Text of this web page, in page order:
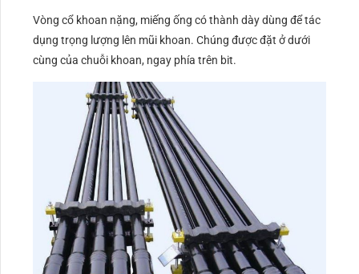
Vòng cổ khoan nặng, miếng ống có thành dày dùng để tác
dụng trọng lượng lên mũi khoan. Chúng được đặt ở dưới
cùng của chuỗi khoan, ngay phía trên bit.